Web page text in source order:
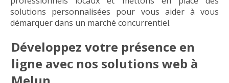
solutions personnalisées pour vous aider à vous
démarquer dans un marché concurrentiel.
Développez votre présence en
ligne avec nos solutions web à